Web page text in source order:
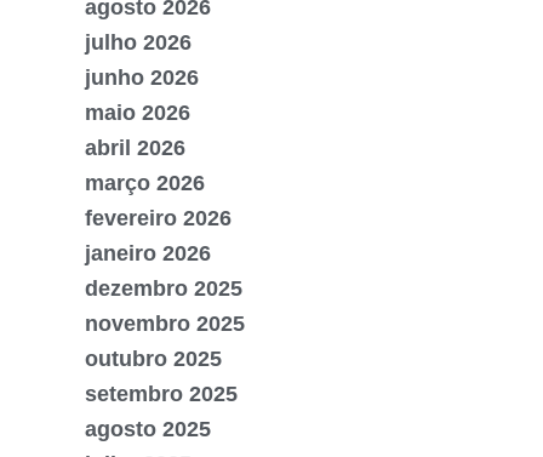
agosto 2026
julho 2026
junho 2026
maio 2026
abril 2026
março 2026
fevereiro 2026
janeiro 2026
dezembro 2025
novembro 2025
outubro 2025
setembro 2025
agosto 2025